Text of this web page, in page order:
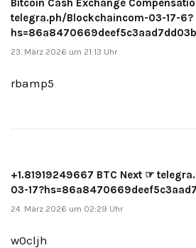
Bitcoin Cash Exchange
telegra.ph/Blockchaincom-03-17-6?
23. März 2026 um 21:13 Uhr
rbamp5
+1.81919249667 BTC Next ☞
03-
24. März 2026 um 02:29 Uhr
w0cljh